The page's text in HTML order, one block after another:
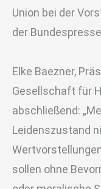
Union bei der
der
Elke Baezner,
Gesellschaft für
abschließend:
Leidenszustand
sollen ohne